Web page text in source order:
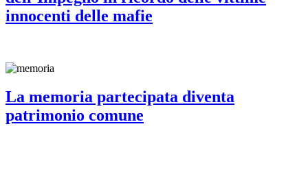
innocenti delle mafie
La memoria partecipata diventa
patrimonio comune